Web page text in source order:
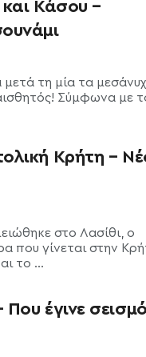
και Κάσου –
τη μία τα
αισθητός! Σύμφωνα με
Κρήτη –
στο Λασίθι, ο
που γίνεται στην
το ...
έγινε